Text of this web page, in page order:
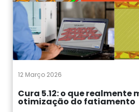
12 Março 2026
Cura 5.12: o que realmente
otimização do fatiamento